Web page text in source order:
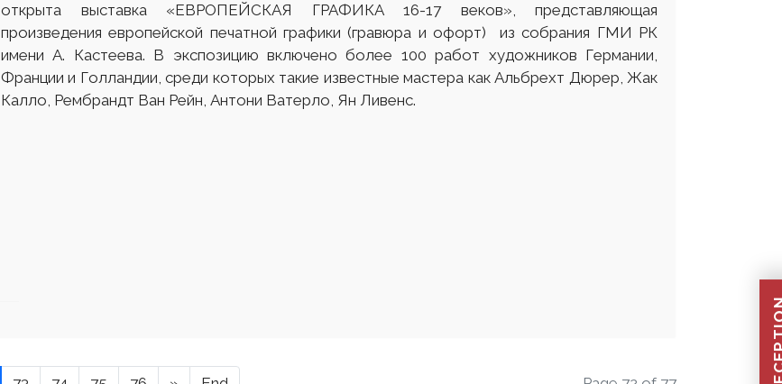
открыта выставка «ЕВРОПЕЙСКАЯ ГРАФИКА 16-17 веков», представляющая
произведения европейской печатной графики (гравюра и офорт) из собрания ГМИ РК
имени А. Кастеева. В экспозицию включено более 100 работ художников Германии,
Франции и Голландии, среди которых такие известные мастера как Альбрехт Дюрер, Жак
Калло, Рембрандт Ван Рейн, Антони Ватерло, Ян Ливенс.